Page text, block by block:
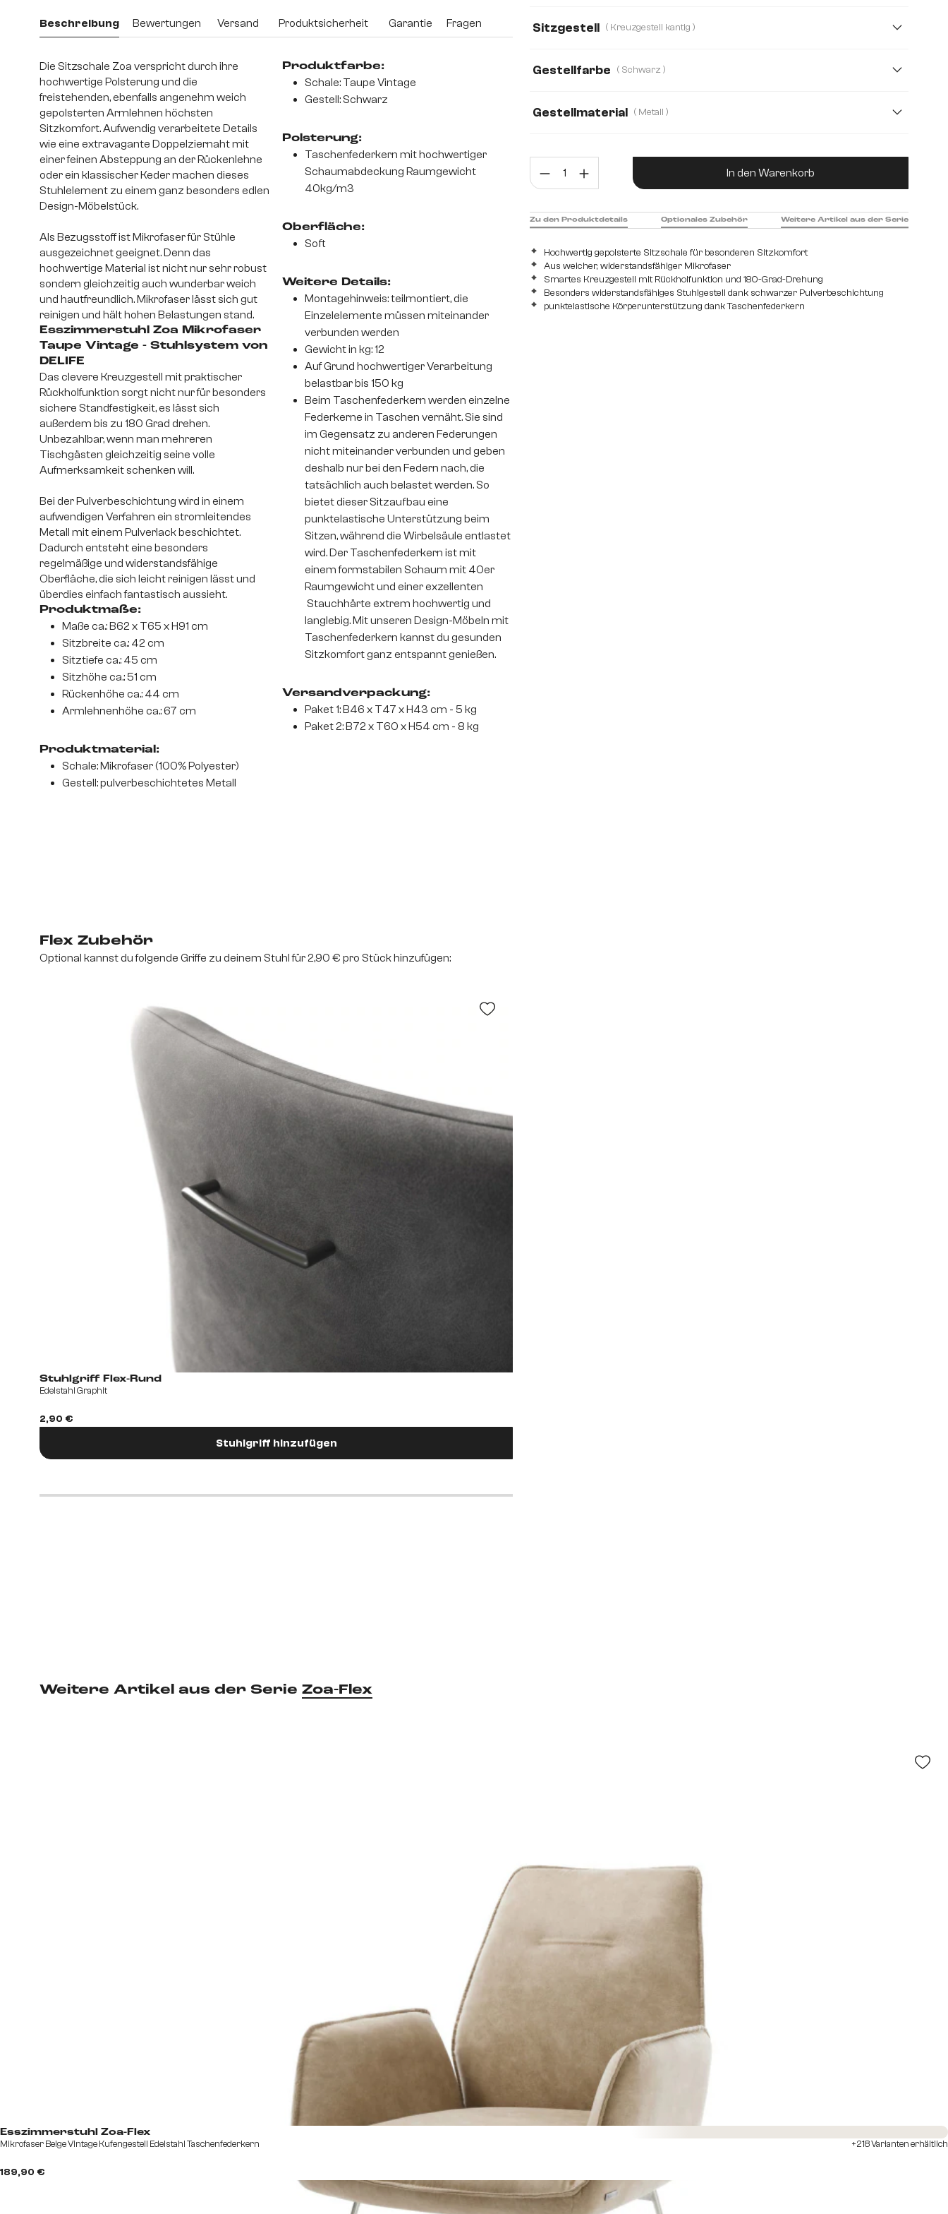
Teddystoff Webstoff Soft
Sitzgestell ( Kreuzgestell kantig )
Gestellfarbe ( Schwarz )
Gestellmaterial ( Metall )
Produkt Anzahl: Gib den gewünschten Wert
In den Warenkorb
Hochwertig gepolsterte Sitzschale für besonderen Sitzkomfort
Aus weicher, widerstandsfähiger Mikrofaser
Smartes Kreuzgestell mit Rückholfunktion und 180-Grad-Drehung
Besonders widerstandsfähiges Stuhlgestell dank schwarzer Pulverbeschichtung
punktelastische Körperunterstützung dank Taschenfederkern
Zu den Produktdetails Optionales Zubehör Weitere Artikel aus der Serie
Beschreibung Bewertungen Versand Produktsicherheit Garantie Fragen
Die Sitzschale Zoa verspricht durch ihre
hochwertige Polsterung und die
freistehenden, ebenfalls angenehm weich
gepolsterten Armlehnen höchsten
Sitzkomfort. Aufwendig verarbeitete Details
wie eine extravagante Doppelziernaht mit
einer feinen Absteppung an der Rückenlehne
oder ein klassischer Keder machen dieses
Stuhlelement zu einem ganz besonders edlen
Design-Möbelstück.
Als Bezugsstoff ist Mikrofaser für Stühle
ausgezeichnet geeignet. Denn das
hochwertige Material ist nicht nur sehr robust
sondern gleichzeitig auch wunderbar weich
und hautfreundlich. Mikrofaser lässt sich gut
reinigen und hält hohen Belastungen stand.
Esszimmerstuhl Zoa Mikrofaser
Taupe Vintage - Stuhlsystem von
DELIFE
Das clevere Kreuzgestell mit praktischer
Rückholfunktion sorgt nicht nur für besonders
sichere Standfestigkeit, es lässt sich
außerdem bis zu 180 Grad drehen.
Unbezahlbar, wenn man mehreren
Tischgästen gleichzeitig seine volle
Aufmerksamkeit schenken will.
Bei der Pulverbeschichtung wird in einem
aufwendigen Verfahren ein stromleitendes
Metall mit einem Pulverlack beschichtet.
Dadurch entsteht eine besonders
regelmäßige und widerstandsfähige
Oberfläche, die sich leicht reinigen lässt und
überdies einfach fantastisch aussieht.
Produktmaße:
Maße ca.: B62 x T65 x H91 cm
Sitzbreite ca.: 42 cm
Sitztiefe ca.: 45 cm
Sitzhöhe ca.: 51 cm
Rückenhöhe ca.: 44 cm
Armlehnenhöhe ca.: 67 cm
Produktmaterial:
Schale: Mikrofaser (100% Polyester)
Gestell: pulverbeschichtetes Metall
Produktfarbe:
Schale: Taupe Vintage
Gestell: Schwarz
Polsterung:
Taschenfederkern mit hochwertiger
Schaumabdeckung Raumgewicht
40kg/m3
Oberfläche:
Soft
Weitere Details:
Montagehinweis: teilmontiert, die
Einzelelemente müssen miteinander
verbunden werden
Gewicht in kg: 12
Auf Grund hochwertiger Verarbeitung
belastbar bis 150 kg
Beim Taschenfederkern werden einzelne
Federkerne in Taschen vernäht. Sie sind
im Gegensatz zu anderen Federungen
nicht miteinander verbunden und geben
deshalb nur bei den Federn nach, die
tatsächlich auch belastet werden. So
bietet dieser Sitzaufbau eine
punktelastische Unterstützung beim
Sitzen, während die Wirbelsäule entlastet
wird. Der Taschenfederkern ist mit
einem formstabilen Schaum mit 40er
Raumgewicht und einer exzellenten
Stauchhärte extrem hochwertig und
langlebig. Mit unseren Design-Möbeln mit
Taschenfederkern kannst du gesunden
Sitzkomfort ganz entspannt genießen.
Versandverpackung:
Paket 1: B46 x T47 x H43 cm - 5 kg
Paket 2: B72 x T60 x H54 cm - 8 kg
Flex Zubehör
Optional kannst du folgende Griffe zu deinem Stuhl für 2,90 € pro Stück hinzufügen:
Stuhlgriff Flex-Rund
Edelstahl Graphit
2,90 €
Stuhlgriff hinzufügen
Weitere Artikel aus der Serie Zoa-Flex
Esszimmerstuhl Zoa-Flex
Mikrofaser Beige Vintage Kufengestell Edelstahl Taschenfederkern
189,90 €
Sofort versandfertig
+218 Varianten erhältlich